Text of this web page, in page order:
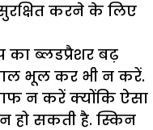
करने के लिए
का ब्लडप्रैशर बढ़
भूल कर भी न करें.
न करें क्योंकि ऐसा
सकती है. स्किन